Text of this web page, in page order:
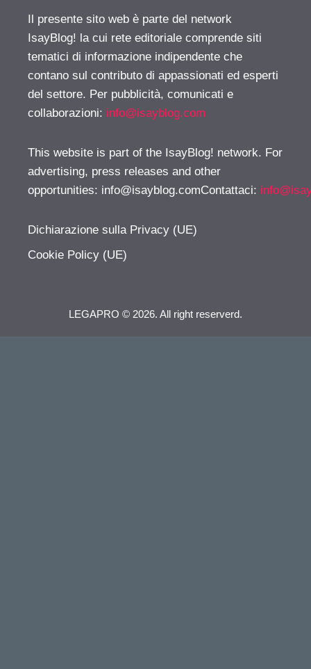
Il presente sito web è parte del network
IsayBlog! la cui rete editoriale comprende siti
tematici di informazione indipendente che
contano sul contributo di appassionati ed esperti
del settore. Per pubblicità, comunicati e
collaborazioni: info@isayblog.com
This website is part of the IsayBlog! network. For
advertising, press releases and other
opportunities: info@isayblog.comContattaci:
Dichiarazione sulla Privacy (UE)
Cookie Policy (UE)
LEGAPRO © 2026. All right reserverd.